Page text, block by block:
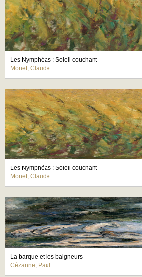
Les Nymphéas : Soleil couchant
Monet, Claude
Les Nymphéas : Soleil couchant
Monet, Claude
La barque et les baigneurs
Cézanne, Paul